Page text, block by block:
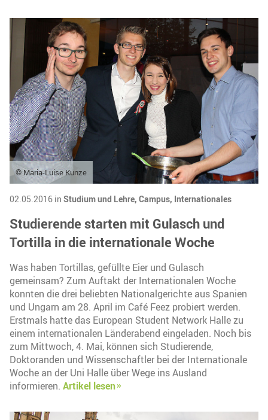
© Maria-Luise Kunze
02.05.2016 in Studium und Lehre, Campus, Internationales
Studierende starten mit Gulasch und
Tortilla in die internationale Woche
Was haben Tortillas, gefüllte Eier und Gulasch
gemeinsam? Zum Auftakt der Internationalen Woche
konnten die drei beliebten Nationalgerichte aus Spanien
und Ungarn am 28. April im Café Feez probiert werden.
Erstmals hatte das European Student Network Halle zu
einem internationalen Länderabend eingeladen. Noch bis
zum Mittwoch, 4. Mai, können sich Studierende,
Doktoranden und Wissenschaftler bei der Internationale
Woche an der Uni Halle über Wege ins Ausland
informieren. Artikel lesen